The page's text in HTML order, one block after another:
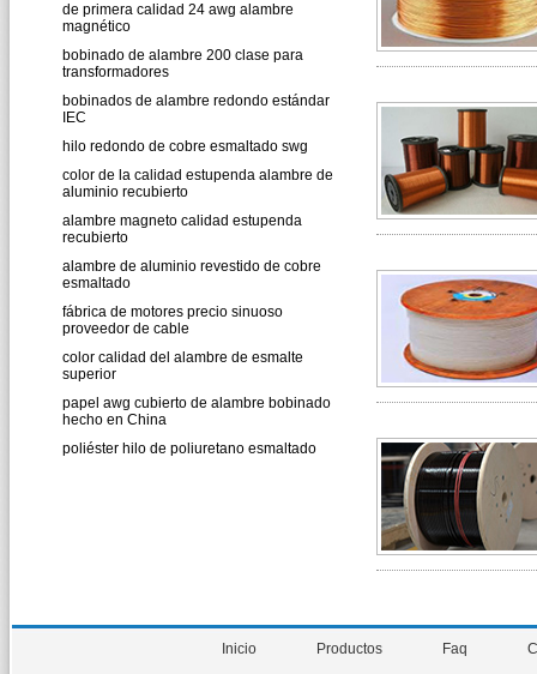
de primera calidad 24 awg alambre
magnético
bobinado de alambre 200 clase para
transformadores
bobinados de alambre redondo estándar
IEC
hilo redondo de cobre esmaltado swg
color de la calidad estupenda alambre de
aluminio recubierto
alambre magneto calidad estupenda
recubierto
alambre de aluminio revestido de cobre
esmaltado
fábrica de motores precio sinuoso
proveedor de cable
color calidad del alambre de esmalte
superior
papel awg cubierto de alambre bobinado
hecho en China
poliéster hilo de poliuretano esmaltado
Inicio Productos Faq